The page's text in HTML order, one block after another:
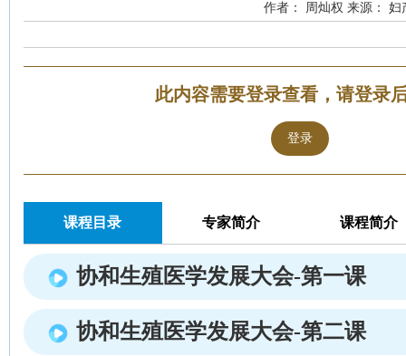
作者： 周灿权 来源： 妇
此内容需要登录查看，请登录
登录
课程目录 专家简介 课程简介
协和生殖医学发展大会-第一课
协和生殖医学发展大会-第二课